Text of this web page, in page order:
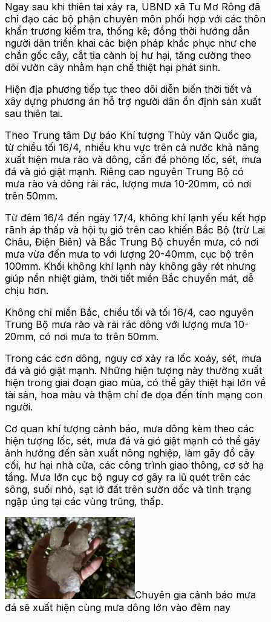
Ngay sau khi thiên tai xảy ra, UBND xã Tu Mơ Rông đã
chỉ đạo các bộ phận chuyên môn phối hợp với các thôn
khẩn trương kiểm tra, thống kê; đồng thời hướng dẫn
người dân triển khai các biện pháp khắc phục như che
chắn gốc cây, cắt tỉa cành bị hư hại, tăng cường theo
dõi vườn cây nhằm hạn chế thiệt hại phát sinh.
Hiện địa phương tiếp tục theo dõi diễn biến thời tiết và
xây dựng phương án hỗ trợ người dân ổn định sản xuất
sau thiên tai.
Theo Trung tâm Dự báo Khí tượng Thủy văn Quốc gia,
từ chiều tối 16/4, nhiều khu vực trên cả nước khả năng
xuất hiện mưa rào và dông, cần đề phòng lốc, sét, mưa
đá và gió giật mạnh. Riêng cao nguyên Trung Bộ có
mưa rào và dông rải rác, lượng mưa 10-20mm, có nơi
trên 50mm.
Từ đêm 16/4 đến ngày 17/4, không khí lạnh yếu kết hợp
rãnh áp thấp và hội tụ gió trên cao khiến Bắc Bộ (trừ Lai
Châu, Điện Biên) và Bắc Trung Bộ chuyển mưa, có nơi
mưa vừa đến mưa to với lượng 20-40mm, cục bộ trên
100mm. Khối không khí lạnh này không gây rét nhưng
giúp nền nhiệt giảm, thời tiết miền Bắc chuyển mát, dễ
chịu hơn.
Không chỉ miền Bắc, chiều tối và tối 16/4, cao nguyên
Trung Bộ mưa rào và rải rác dông với lượng mưa 10-
20mm, có nơi mưa to trên 50mm.
Trong các cơn dông, nguy cơ xảy ra lốc xoáy, sét, mưa
đá và gió giật mạnh. Những hiện tượng này thường xuất
hiện trong giai đoạn giao mùa, có thể gây thiệt hại lớn về
tài sản, hoa màu và thậm chí đe dọa đến tính mạng con
người.
Cơ quan khí tượng cảnh báo, mưa dông kèm theo các
hiện tượng lốc, sét, mưa đá và gió giật mạnh có thể gây
ảnh hưởng đến sản xuất nông nghiệp, làm gãy đổ cây
cối, hư hại nhà cửa, các công trình giao thông, cơ sở hạ
tầng. Mưa lớn cục bộ nguy cơ gây ra lũ quét trên các
sông, suối nhỏ, sạt lở đất trên sườn dốc và tình trạng
ngập úng tại các vùng trũng, thấp.
Chuyên gia cảnh báo mưa
đá sẽ xuất hiện cùng mưa dông lớn vào đêm nay